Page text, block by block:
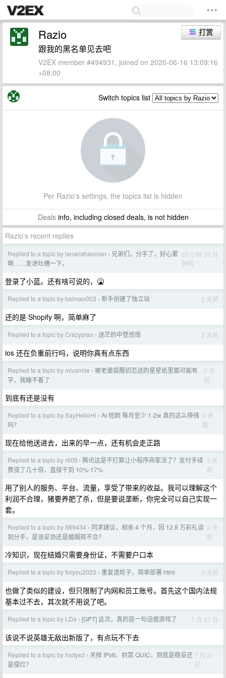
打赏
Razio
跟我的黑名单见去吧
V2EX member #494931, joined on 2020-06-16 13:09:16
+08:00
Switch topics list
Per Razio's settings, the topics list is hidden
Dealsinfo, including closed deals, is not hidden
Razio's recent replies
Replied to a topic by lananshaonian › 兄弟们，分手了，好心累
啊……发泄吐槽一下。
20 小时 35 分
钟前
登录了小蓝。还有啥可说的，🤮
Replied to a topic by baimao003 › 新手创建了独立站 2 天前
还的是 Shopify 啊，简单麻了
Replied to a topic by Crazypiao › 迷茫的中登感悟 2 天前
ios 还在负重前行吗，说明你真有点东西
Replied to a topic by miusmile › 被老婆提醒初恋送的星星纸里面可能有
字，我睡不着了
2 天
前
到底有还是没有
Replied to a topic by SayHelloHi › AI 短剧 每月至少 1-2w 真的这么挣钱
吗？
3 天
前
现在给他送进去，出来的早一点，还有机会走正路
Replied to a topic by r00tt › 腾讯这是不打算让小程序商家活了？支付手续
费涨了几十倍，直接干到 10%-17%
3 天
前
用了别人的服务、平台、流量，享受了带来的收益。我可以理解这个
利润不合理，猪要养肥了杀，但是要说垄断，你完全可以自己实现一
套。
Replied to a topic by 889434 › 同求建议，相亲 4 个月，因 12.8 万彩礼谈
到分手，是该妥协还是婚姻观不合？
3 天
前
冷知识，现在结婚只需要身份证，不需要户口本
Replied to a topic by foryou2023 › 重复造轮子，简单部署 html 3 天前
也做了类似的建设，但只限制了内网和员工账号。首先这个国内法规
基本过不去，其次就不用说了吧。
Replied to a topic by LDa › [GPT] 这次，真的是一句话做游戏了 7 月 31 日
该说不说英雄无敌出新版了，有点玩不下去
Replied to a topic by hxdyxd › 关掉 IPv6、封禁 QUIC，到底是稳妥还
是摆烂？
7 月 31
日